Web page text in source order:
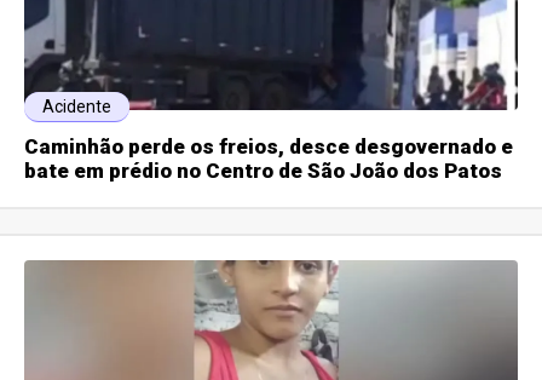
Acidente
Caminhão perde os freios, desce desgovernado e
bate em prédio no Centro de São João dos Patos